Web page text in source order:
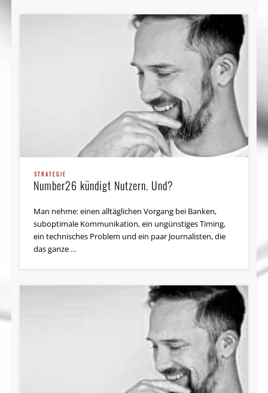
STRATEGIE
Number26 kündigt Nutzern. Und?
Man nehme: einen alltäglichen Vorgang bei Banken,
suboptimale Kommunikation, ein ungünstiges Timing,
ein technisches Problem und ein paar Journalisten, die
das ganze …